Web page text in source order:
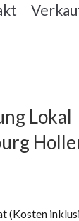
Lokal
(Kosten